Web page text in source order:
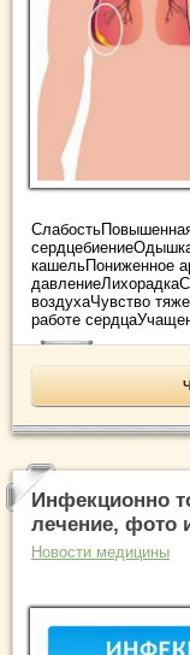
кашельПониженное
воздухаЧувство
работе
Инфекционно
лечение, фото
Новости медицины